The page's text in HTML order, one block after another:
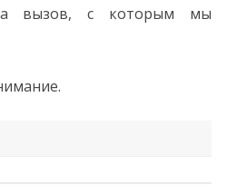
вызов, с которым мы